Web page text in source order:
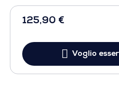
125,90 €
Voglio